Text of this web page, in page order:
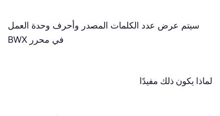
سيتم عرض عدد الكلمات المصدر وأحرف وحدة العمل
في محرر BWX
لماذا يكون ذلك مفيدًا